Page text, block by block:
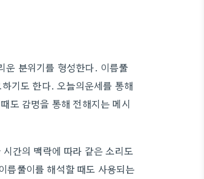
운 분위기를 형성한다. 이름풀
기도 한다. 오늘의운세를 통해
도 감명을 통해 전해지는 메시
간의 맥락에 따라 같은 소리도
름풀이를 해석할 때도 사용되는